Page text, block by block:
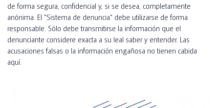
de forma segura, confidencial y, si se desea, completamente
anónima. El "Sistema de denuncia" debe utilizarse de forma
responsable. Sólo debe transmitirse la información que el
denunciante considere exacta a su leal saber y entender. Las
acusaciones falsas o la información engañosa no tienen cabida
aquí.